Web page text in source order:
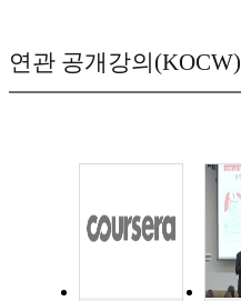
연관 공개강의(KOCW)